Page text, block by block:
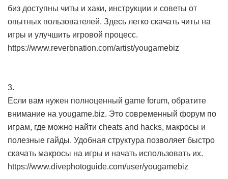
биз доступны читы и хаки, инструкции и советы от
опытных пользователей. Здесь легко скачать читы на
игры и улучшить игровой процесс.
https://www.reverbnation.com/artist/yougamebiz
3.
Если вам нужен полноценный game forum, обратите
внимание на yougame.biz. Это современный форум по
играм, где можно найти cheats and hacks, макросы и
полезные гайды. Удобная структура позволяет быстро
скачать макросы на игры и начать использовать их.
https://www.divephotoguide.com/user/yougamebiz